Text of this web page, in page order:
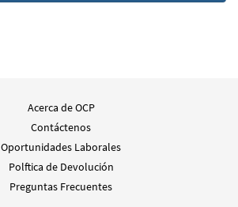
Acerca de OCP
Contáctenos
Oportunidades Laborales
Polftica de Devolución
Preguntas Frecuentes